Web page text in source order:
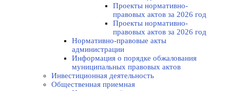
Проекты нормативно-
правовых актов за 2026 год
Проекты нормативно-
правовых актов за 2026 год
Нормативно-правовые акты
администрации
Информация о порядке обжалования
муниципальных правовых актов
Инвестиционная деятельность
Общественная приемная